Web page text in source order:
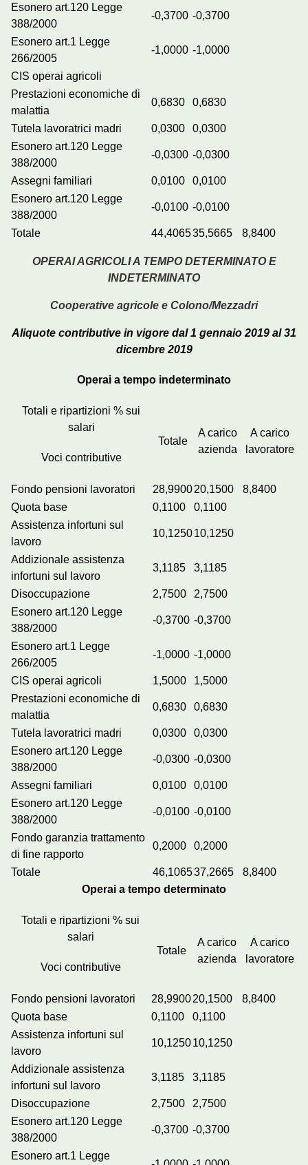
Esonero art.120 Legge
388/2000
-0,3700 -0,3700
Esonero art.1 Legge
266/2005
-1,0000 -1,0000
CIS operai agricoli
Prestazioni economiche di
malattia
0,6830 0,6830
Tutela lavoratrici madri 0,0300
0,0300
Esonero art.120 Legge
388/2000
-0,0300 -0,0300
Assegni familiari 0,0100
0,0100
Esonero art.120 Legge
388/2000
-0,0100 -0,0100
Totale 44,406535,5665 8,8400
OPERAI AGRICOLI A TEMPO DETERMINATO E
INDETERMINATO
Cooperative agricole e Colono/Mezzadri
Aliquote contributive in vigore dal 1 gennaio 2019 al 31
dicembre 2019
Operai a tempo indeterminato
Totali e ripartizioni % sui
salari
Voci contributive
Totale
A carico
azienda
A carico
lavoratore
Fondo pensioni lavoratori 28,990020,1500
8,8400
Quota base
0,1100
0,1100
Assistenza infortuni sul
lavoro
10,125010,1250
Addizionale assistenza
infortuni sul lavoro
3,1185 3,1185
Disoccupazione 2,7500
2,7500
Esonero art.120 Legge
388/2000
-0,3700 -0,3700
Esonero art.1 Legge
266/2005
-1,0000 -1,0000
CIS operai agricoli 1,5000
1,5000
Prestazioni economiche di
malattia
0,6830 0,6830
Tutela lavoratrici madri 0,0300
0,0300
Esonero art.120 Legge
388/2000
-0,0300 -0,0300
Assegni familiari 0,0100
0,0100
Esonero art.120 Legge
388/2000
-0,0100 -0,0100
Fondo garanzia trattamento
di fine rapporto
0,2000 0,2000
Totale 46,106537,2665
8,8400
Operai a tempo determinato
Totali e ripartizioni % sui
salari
Voci contributive
Totale
A carico
azienda
A carico
lavoratore
Fondo pensioni lavoratori 28,990020,1500
8,8400
Quota base
0,1100
0,1100
Assistenza infortuni sul
lavoro
10,125010,1250
Addizionale assistenza
infortuni sul lavoro
3,1185 3,1185
Disoccupazione 2,7500
2,7500
Esonero art.120 Legge
388/2000
-0,3700 -0,3700
Esonero art.1 Legge